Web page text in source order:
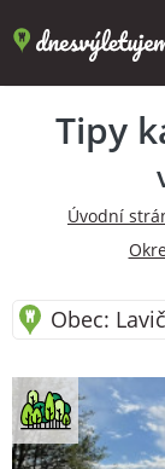
Tipy
Úvodní
Obec: